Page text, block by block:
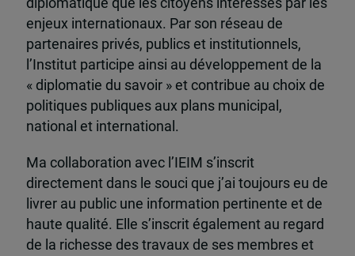
enjeux internationaux. Par son réseau de
partenaires privés, publics et institutionnels,
l’Institut participe ainsi au développement de la
« diplomatie du savoir » et contribue au choix de
politiques publiques aux plans municipal,
national et international.
Ma collaboration avec l’IEIM s’inscrit
directement dans le souci que j’ai toujours eu de
livrer au public une information pertinente et de
haute qualité. Elle s’inscrit également au regard
de la richesse des travaux de ses membres et